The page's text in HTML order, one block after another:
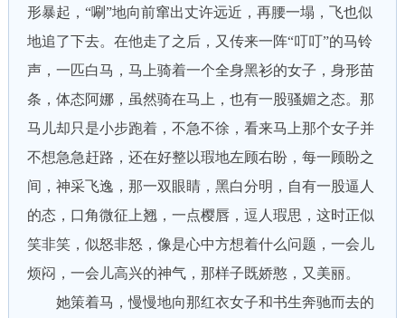
形暴起，“唰”地向前窜出丈许远近，再腰一塌，飞也似
地追了下去。在他走了之后，又传来一阵“叮叮”的马铃
声，一匹白马，马上骑着一个全身黑衫的女子，身形苗
条，体态阿娜，虽然骑在马上，也有一股骚媚之态。那
马儿却只是小步跑着，不急不徐，看来马上那个女子并
不想急急赶路，还在好整以瑕地左顾右盼，每一顾盼之
间，神采飞逸，那一双眼睛，黑白分明，自有一股逼人
的态，口角微征上翘，一点樱唇，逗人瑕思，这时正似
笑非笑，似怒非怒，像是心中方想着什么问题，一会儿
烦闷，一会儿高兴的神气，那样子既娇憨，又美丽。
她策着马，慢慢地向那红衣女子和书生奔驰而去的